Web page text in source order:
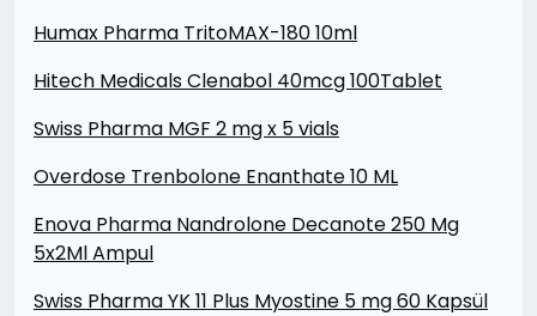
Humax Pharma TritoMAX-180 10ml
Hitech Medicals Clenabol 40mcg 100Tablet
Swiss Pharma MGF 2 mg x 5 vials
Overdose Trenbolone Enanthate 10 ML
Enova Pharma Nandrolone Decanote 250 Mg
5x2Ml Ampul
Swiss Pharma YK 11 Plus Myostine 5 mg 60 Kapsül